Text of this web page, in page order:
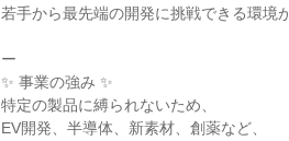
若手から最先端の開発に挑戦できる環境
ー
✨ 事業の強み ✨
特定の製品に縛られないため、
EV開発、半導体、新素材、創薬など、